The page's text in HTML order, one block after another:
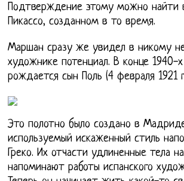
Подтверждение этому можно найти
Пикассо, созданном в то время.
Маршан сразу же увидел в никому
художнике потенциал. В конце 1940-
рождается сын Поль (4 февраля 1921
Это полотно было создано в
используемый искаженный стиль
Греко. Их отчасти удлиненные тела
напоминают работы испанского